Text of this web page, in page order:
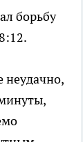
борьбу
неудачно,